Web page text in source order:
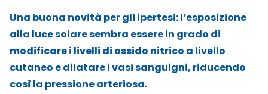
infarto e ictus.
Per arrivare a tali conclusioni, i ricercatori hanno
arruolato 24 volontari esposti ai raggi ultravioletti
UVA per mezzo di lampade abbronzanti. Ogni
sessione durava mediamente 20 minuti e in totale